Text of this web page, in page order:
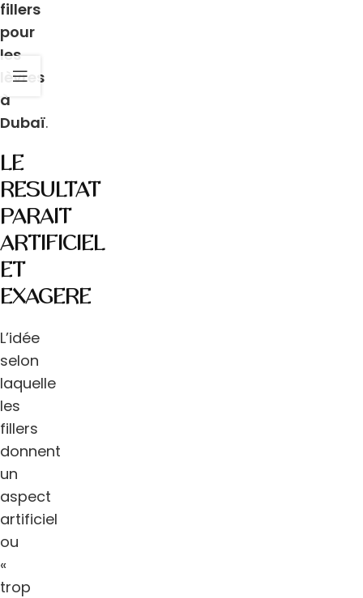
fillers
pour
les
lèvres
à
Dubaï.
LE
RÉSULTAT
PARAÎT
ARTIFICIEL
ET
EXAGÉRÉ
L’idée
selon
laquelle
les
fillers
donnent
un
aspect
artificiel
ou
«
trop